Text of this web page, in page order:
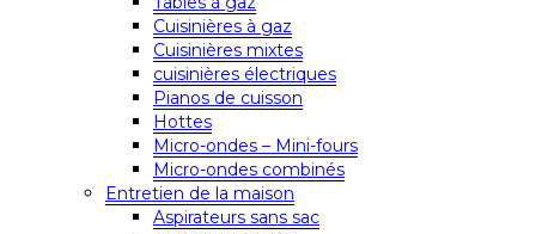
Cuisinières à gaz
Cuisinières mixtes
cuisinières électriques
Pianos de cuisson
Hottes
Micro-ondes – Mini-fours
Micro-ondes combinés
Entretien de la maison
Aspirateurs sans sac